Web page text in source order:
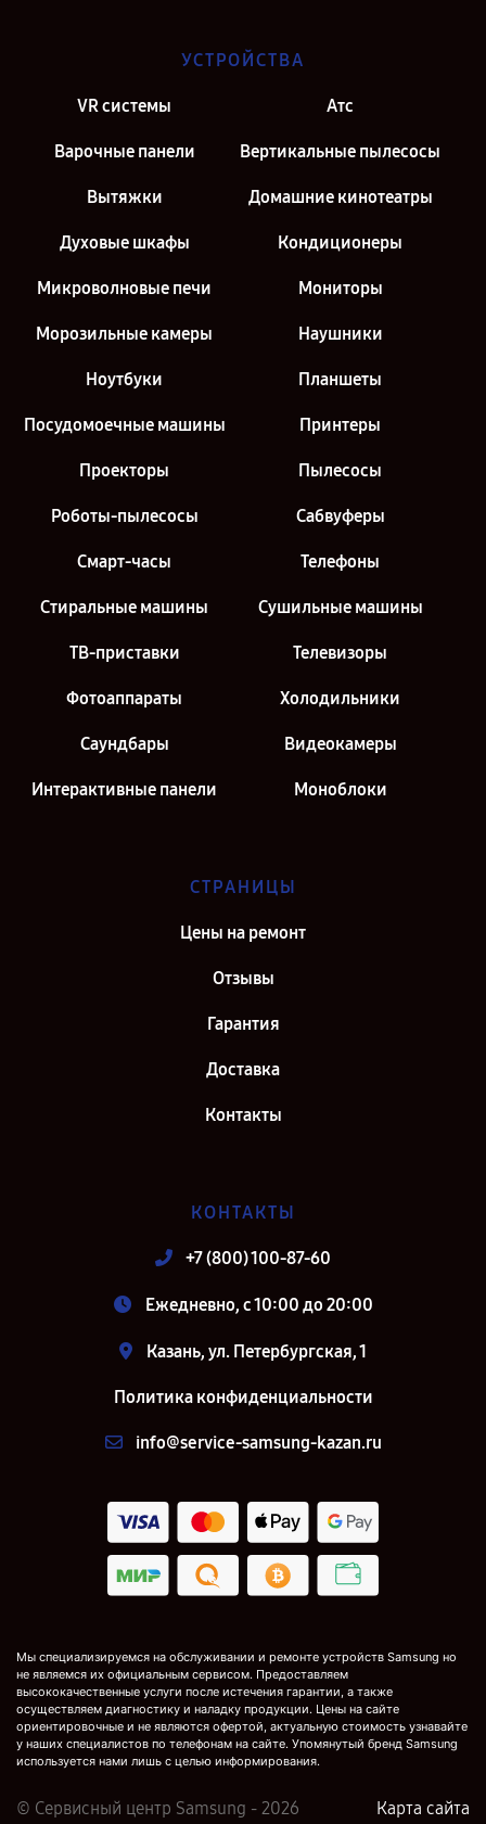
УСТРОЙСТВА
VR системы Атс
Варочные панели Вертикальные пылесосы
Вытяжки Домашние кинотеатры
Духовые шкафы Кондиционеры
Микроволновые печи Мониторы
Морозильные камеры Наушники
Ноутбуки Планшеты
Посудомоечные машины Принтеры
Проекторы Пылесосы
Роботы-пылесосы Сабвуферы
Смарт-часы Телефоны
Стиральные машины Сушильные машины
ТВ-приставки Телевизоры
Фотоаппараты Холодильники
Саундбары Видеокамеры
Интерактивные панели Моноблоки
СТРАНИЦЫ
Цены на ремонт
Отзывы
Гарантия
Доставка
Контакты
КОНТАКТЫ
+7 (800) 100-87-60
Ежедневно, с 10:00 до 20:00
Казань, ул. Петербургская, 1
Политика конфиденциальности
info@service-samsung-kazan.ru
Мы специализируемся на обслуживании и ремонте устройств Samsung но
не являемся их официальным сервисом. Предоставляем
высококачественные услуги после истечения гарантии, а также
осуществляем диагностику и наладку продукции. Цены на сайте
ориентировочные и не являются офертой, актуальную стоимость узнавайте
у наших специалистов по телефонам на сайте. Упомянутый бренд Samsung
используется нами лишь с целью информирования.
© Сервисный центр Samsung - 2026 Карта сайта